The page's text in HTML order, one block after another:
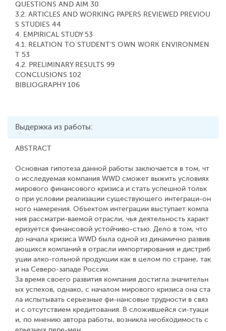
QUESTIONS AND AIM 30
3.2. ARTICLES AND WORKING PAPERS REVIEWED PREVIOU
S STUDIES 44
4. EMPIRICAL STUDY 53
4.1. RELATION TO STUDENT’S OWN WORK ENVIRONMEN
T 53
4.2. PRELIMINARY RESULTS 99
CONCLUSIONS 102
BIBLIOGRAPHY 106
Выдержка из работы:
ABSTRACT
Основная гипотеза данной работы заключается в том, чт
о исследуемая компания WWD сможет выжить условиях
мирового финансового кризиса и стать успешной тольк
о при условии реализации существующего интеграци-он
ного намерения. Объектом интеграции выступает компа
ния рассматри-ваемой отрасли, чья деятельность характ
еризуется финансовой устойчиво-стью. Дело в том, что
до начала кризиса WWD была одной из динамично развив
ающихся компаний в отрасли импортирования и дистриб
уции алко-гольной продукции как в целом по стране, так
и на Северо-западе России.
За время своего развития компания достигла значительн
ых успехов, однако, с началом мирового кризиса она ста
ла испытывать серьезные фи-нансовые трудности в связ
и с отсутствием кредитования. В сложившейся си-туаци
и, по мнению автора работы, возникла необходимость с